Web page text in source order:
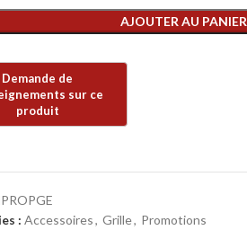
AJOUTER AU PANIER
: Accessoires, Grille, Promotions